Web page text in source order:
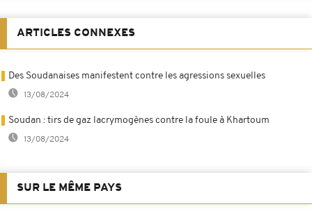
ARTICLES CONNEXES
Des Soudanaises manifestent contre les agressions sexuelles
13/08/2024
Soudan : tirs de gaz lacrymogènes contre la foule à Khartoum
13/08/2024
SUR LE MÊME PAYS